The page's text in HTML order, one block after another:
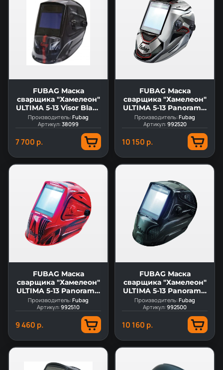
FUBAG Маска
сварщика "Хамелеон"
ULTIMA 5-13 Visor Black
(зона обзора 100 мм х
67 мм)
Производитель:Fubag
Артикул:38099
7 700 р.
FUBAG Маска
сварщика "Хамелеон"
ULTIMA 5-13 Panoramic
Silver (зона обзора 100
мм х 93 мм)
Производитель:Fubag
Артикул:992520
10 150 р.
FUBAG Маска
сварщика "Хамелеон"
ULTIMA 5-13 Panoramic
Red (зона обзора 100
мм х 93 мм)
Производитель:Fubag
Артикул:992510
9 460 р.
FUBAG Маска
сварщика "Хамелеон"
ULTIMA 5-13 Panoramic
Black (зона обзора 100
мм х 93 мм)
Производитель:Fubag
Артикул:992500
10 160 р.